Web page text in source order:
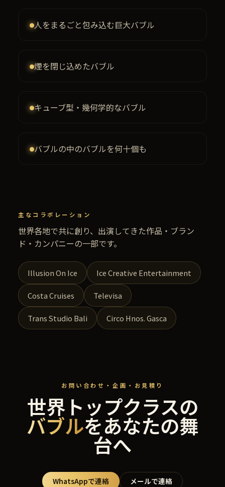
人をまるごと包み込む巨大バブル
煙を閉じ込めたバブル
キューブ型・幾何学的なバブル
バブルの中のバブルを何十個も
主なコラボレーション
世界各地で共に創り、出演してきた作品・ブラン
ド・カンパニーの一部です。
Illusion On Ice Ice Creative Entertainment
Costa Cruises Televisa
Trans Studio Bali Circo Hnos. Gasca
お問い合わせ・企画・お見積り
世界トップクラスの
バブルをあなたの舞
台へ
WhatsAppで連絡 メールで連絡